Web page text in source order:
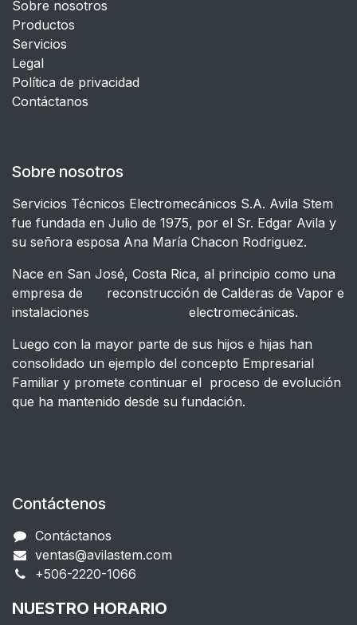
Sobre nosotros
Productos
Servicios
Legal
​Política de privacidad
Contáctanos
Sobre nosotros
Servicios Técnicos Electromecánicos S.A. Avila Stem
fue fundada en Julio de 1975, por el Sr. Edgar Avila y
su señora esposa Ana María Chacon Rodriguez.
Nace en San José, Costa Rica, al principio como una
empresa de reconstrucción de Calderas de Vapor e
instalaciones electromecánicas.
Luego con la mayor parte de sus hijos e hijas han
consolidado un ejemplo del concepto Empresarial
Familiar y promete continuar el proceso de evolución
que ha mantenido desde su fundación.
Contáctenos
Contáctanos
ventas@avilastem.com
+506-2220-1066​
NUESTRO HORARIO